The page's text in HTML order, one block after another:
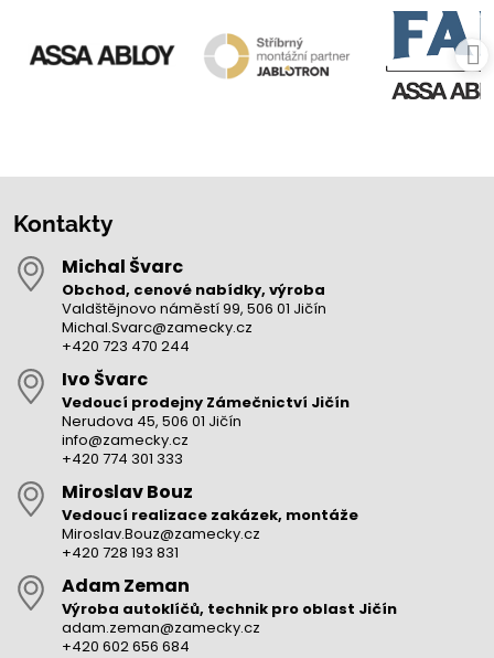
Kontakty
Michal Švarc
Obchod, cenové nabídky, výroba
Valdštějnovo náměstí 99, 506 01 Jičín
Michal.Svarc@zamecky.cz
+420 723 470 244
Ivo Švarc
Vedoucí prodejny Zámečnictví Jičín
Nerudova 45, 506 01 Jičín
info@zamecky.cz
+420 774 301 333
Miroslav Bouz
Vedoucí realizace zakázek, montáže
Miroslav.Bouz@zamecky.cz
+420 728 193 831
Adam Zeman
Výroba autoklíčů, technik pro oblast Jičín
adam.zeman@zamecky.cz
+420 602 656 684